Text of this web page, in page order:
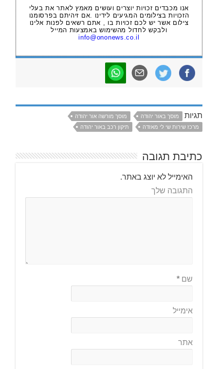
אנו מכבדים זכויות יוצרים ועושים מאמץ לאתר את בעלי
הזכויות בצילומים המגיעים לידינו .אם זיהיתם בפרסומנו
צילום אשר יש לכם זכויות בו , אתם רשאים לפנות אלינו
ולבקש לחדול מהשימוש באמצעות המייל
info@ononews.co.il
תגיות מוסך באור יהודה
מוסך מורשה אור יהודה
מרכז שירות שי לי מאזדה
תיקון רכב באור יהודה
כתיבת תגובה
האימייל לא יוצג באתר.
התגובה שלך
שם*
אימייל
אתר